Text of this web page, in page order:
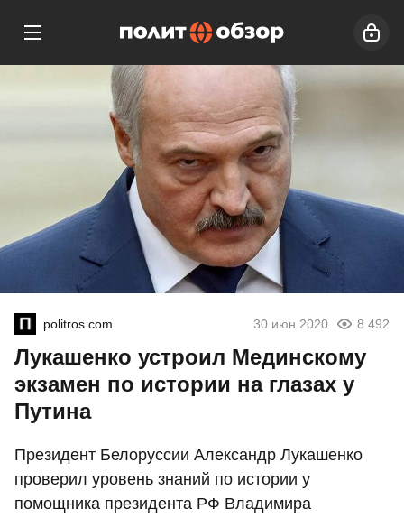
politros.com 30 июн 2020 8 492
Лукашенко устроил Мединскому
экзамен по истории на глазах у
Путина
Президент Белоруссии Александр Лукашенко
проверил уровень знаний по истории у
помощника президента РФ Владимира